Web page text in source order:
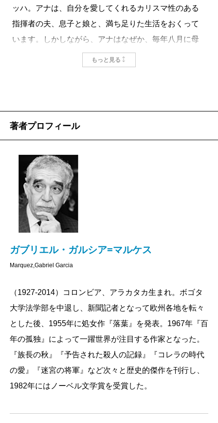
面白い。そうとしか言いようがない。語りにつられて
読み進めていくうちに、ページをめくる手が止まらな
くなる。映像が浮かび上がる。音が聞こえてくる。に
おいが漂う。頭の中のスクリーンで、毎度、ガルシア=
マルケス原作の映画が勝手に上映されるのである。
彼が生まれたカリブの土地の気質そのものであるよう
子ども時代、彼はケルト系生まれの祖母から、連日
のように謎めいた神秘的な民話や幻想的な言い伝えの
数々を聞かされ続けていた。その影響は計り知れな
い。
死者が平然と彼岸から戻ってくる。主人公は説明の
する。こんなことはあり得ないだろう、と思われるよ
あり、どこかでこのようなことが実際に起こってい
る、と感じさせる。読者は我知らず、物語の宇宙に誘
われ、のめりこみ、現実と虚構の境目がおぼろになっ
ていく。カリブ的気質とケルトふうの神話が溶け合
い、シャッフルされて、ガルシア=マルケスの世界が生
まれたのだと思う。
この天才的な物語の魔術師は、2010年ころから記憶
は誰にでもやってくる。ガルシア=マルケスにすら。改
ま放りこまれているような乱雑さが感じられ、それゆ
え、かえってガルシア=マルケスが作品をどのように彫
琢して磨きあげていっていたのか、その途中の形態を
覗くことができるような面白さがある。つまり、少な
の作品と同列に読まれるべきものというよりも、作者
の手法を読みとる文学的ドキュメントとしての側面が
強いといえる。
しかし、ガルシア=マルケスの作品の中で、めずらし
い特徴をそなえているものとして評価すべき面もあ
り、晩年の彼が新しい挑戦をしていたこともうかがえ
テンアメリカのどこの国だかはっきりとはわからない
場所、そして、いつのことだかよくわからないが、読
者の現代と同時代ではないことがはっきりしている時
代背景というのが広く見られる特徴だった。それが神
話的な時間と言われたりして広く評価されたものであ
る一方、私はそれを彼の空想の中にだけ存在する無時
間的な世界と呼んで、批判的にとらえてきた。問題の
る方法という面があったからだ。しかし、この作品で
ッハ。アナは、自分を愛してくれるカリスマ性のある
指揮者の夫、息子と娘と、満ち足りた生活をおくって
います。しかしながら、アナはなぜか、毎年八月に母
親の墓参りに訪れるカリブ海の小さな島で、一夜限り
は、まさに、ひとりの人間の「秘密の生活」です。
り、人生における「秘密の生活」の必要性を考えさせ
られる余韻があります。代表作『百年の孤独』が新潮
文庫から刊行され話題となっていますが、ぜひマルケ
ス晩年の「到達点」もお読みいただけたら幸いです。
（出版部・SK）
もっと見る
著者プロフィール
ガブリエル・ガルシア=マルケス
Marquez,Gabriel Garcia
（1927-2014）コロンビア、アラカタカ生まれ。ボゴタ
大学法学部を中退し、新聞記者となって欧州各地を転々
とした後、1955年に処女作『落葉』を発表。1967年『百
年の孤独』によって一躍世界が注目する作家となった。
『族長の秋』『予告された殺人の記録』『コレラの時代
の愛』『迷宮の将軍』など次々と歴史的傑作を刊行し、
1982年にはノーベル文学賞を受賞した。